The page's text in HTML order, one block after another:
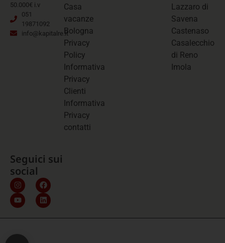
50.000€ i.v
051
19871092
info@kapitalre.it
Casa
vacanze
Bologna
Privacy
Policy
Informativa
Privacy
Clienti
Informativa
Privacy
contatti
Lazzaro di
Savena
Castenaso
Casalecchio
di Reno
Imola
Seguici sui
social